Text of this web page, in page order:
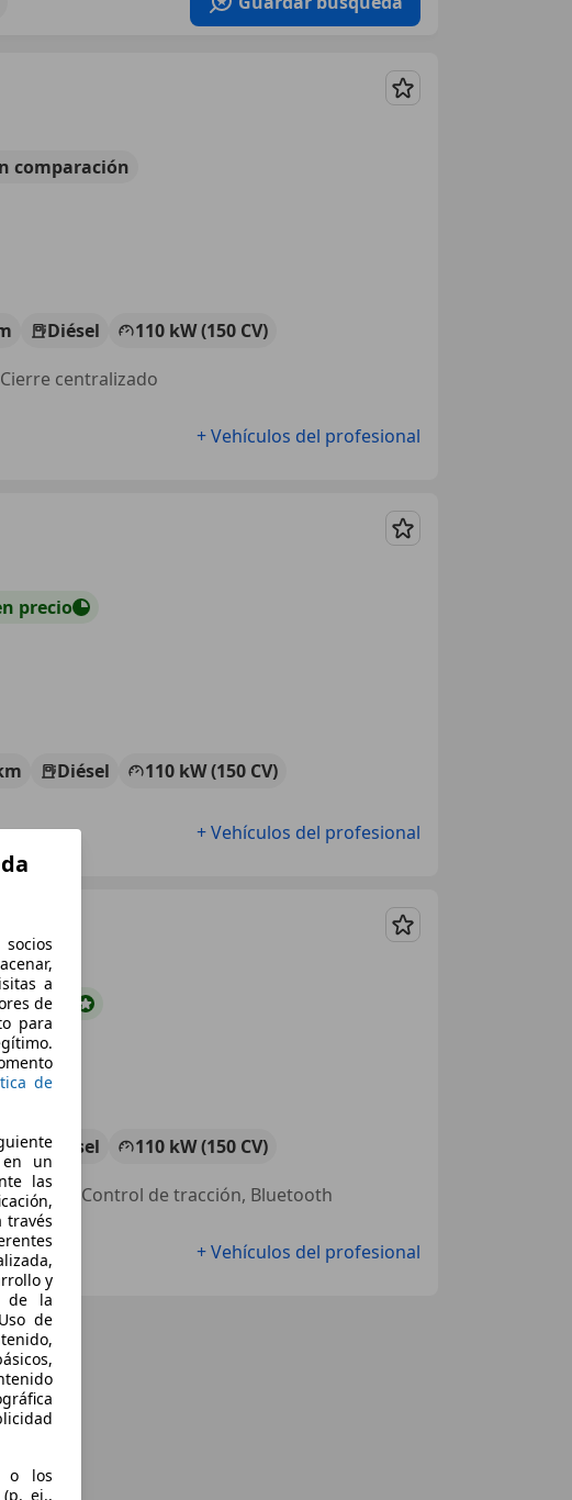
Guardar
comparación
Diésel
110 kW (150 CV)
centralizado
+ Vehículos del profesional
Guardar
precio
Diésel
110 kW (150 CV)
+ Vehículos del profesional
Guardar
oferta
Diésel
110 kW (150 CV)
Control de tracción, Bluetooth
+ Vehículos del profesional
a
de
para
de
en un
las
través
y
de la
de
o los
ej.,